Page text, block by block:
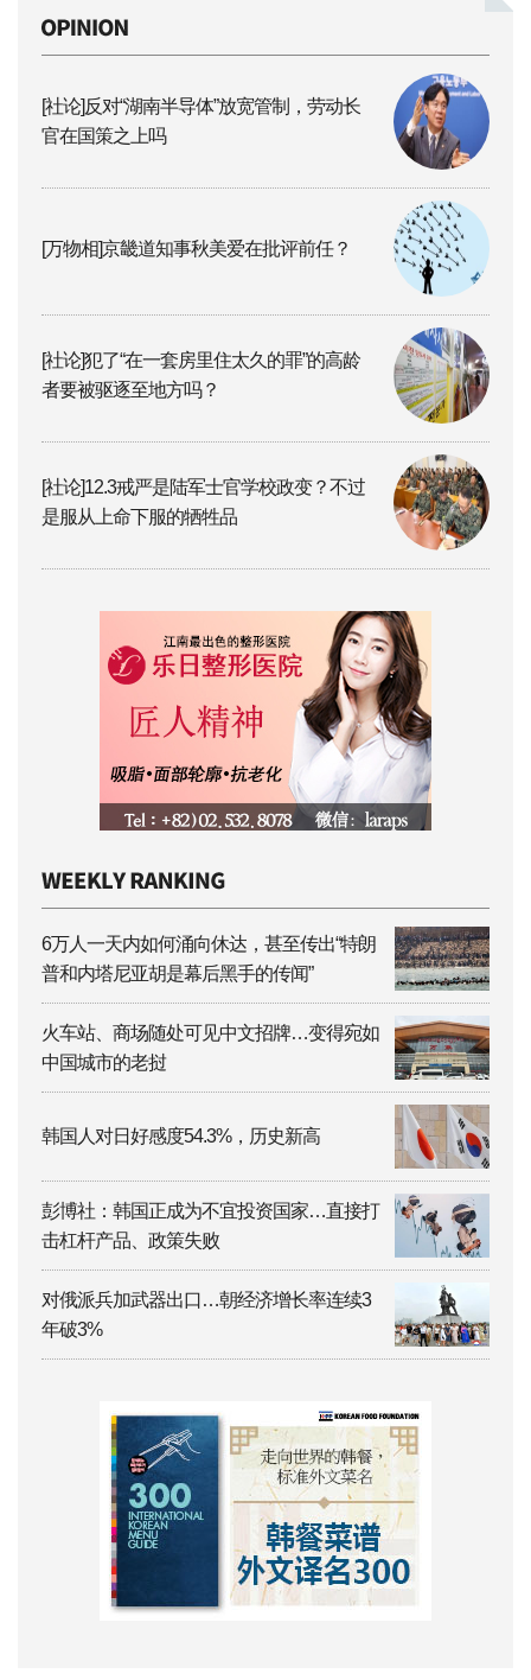
[社论]反对“湖南半导体”放宽管制，劳动长
官在国策之上吗
[万物相]京畿道知事秋美爱在批评前任？
[社论]犯了“在一套房里住太久的罪”的高龄
者要被驱逐至地方吗？
[社论]12.3戒严是陆军士官学校政变？不过
是服从上命下服的牺牲品
6万人一天内如何涌向休达，甚至传出“特朗
普和内塔尼亚胡是幕后黑手的传闻”
火车站、商场随处可见中文招牌…变得宛如
中国城市的老挝
韩国人对日好感度54.3%，历史新高
彭博社：韩国正成为不宜投资国家…直接打
击杠杆产品、政策失败
对俄派兵加武器出口…朝经济增长率连续3
年破3%